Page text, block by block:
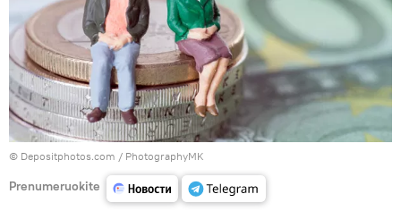
© Depositphotos.com / PhotographyMK
Prenumeruokite